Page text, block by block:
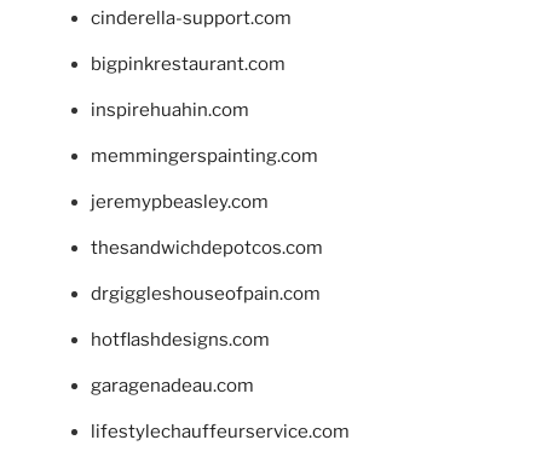
cinderella-support.com
bigpinkrestaurant.com
inspirehuahin.com
memmingerspainting.com
jeremypbeasley.com
thesandwichdepotcos.com
drgiggleshouseofpain.com
hotflashdesigns.com
garagenadeau.com
lifestylechauffeurservice.com